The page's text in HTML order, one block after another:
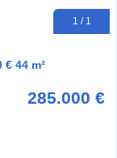
1 / 1
44 m²
285.000 €